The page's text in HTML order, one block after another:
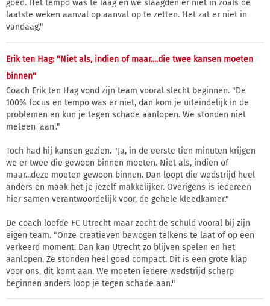
goed. Het tempo was te laag en we slaagden er niet in zoals de
laatste weken aanval op aanval op te zetten. Het zat er niet in
vandaag."
Erik ten Hag: "Niet als, indien of maar....die twee kansen moeten
binnen"
Coach Erik ten Hag vond zijn team vooral slecht beginnen. "De
100% focus en tempo was er niet, dan kom je uiteindelijk in de
problemen en kun je tegen schade aanlopen. We stonden niet
meteen 'aan'."
Toch had hij kansen gezien. "Ja, in de eerste tien minuten krijgen
we er twee die gewoon binnen moeten. Niet als, indien of
maar...deze moeten gewoon binnen. Dan loopt die wedstrijd heel
anders en maak het je jezelf makkelijker. Overigens is iedereen
hier samen verantwoordelijk voor, de gehele kleedkamer."
De coach loofde FC Utrecht maar zocht de schuld vooral bij zijn
eigen team. "Onze creatieven bewogen telkens te laat of op een
verkeerd moment. Dan kan Utrecht zo blijven spelen en het
aanlopen. Ze stonden heel goed compact. Dit is een grote klap
voor ons, dit komt aan. We moeten iedere wedstrijd scherp
beginnen anders loop je tegen schade aan."